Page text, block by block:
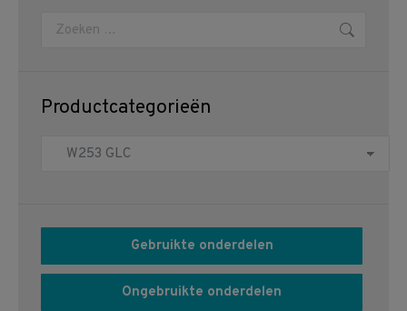
Zoeken:
Productcategorieën
Gebruikte onderdelen
Ongebruikte onderdelen